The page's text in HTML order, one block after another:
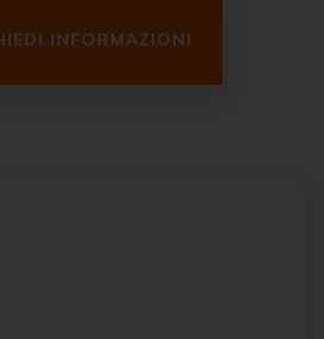
INFORMAZIONI